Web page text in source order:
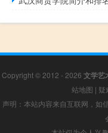
Copyright © 2012 - 2026 文学艺
站地图 | 疑
声明：本站内容来自互联网，如